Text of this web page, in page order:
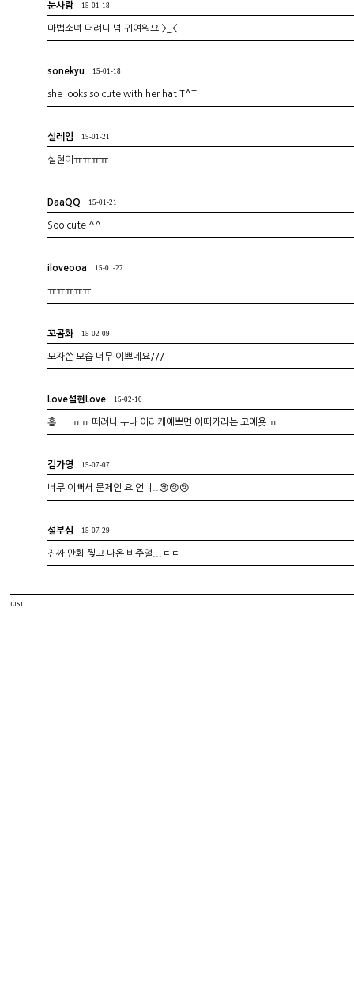
눈사람 15-01-18
마법소녀 떠려니 넘 귀여워요 >_<
sonekyu 15-01-18
she looks so cute with her hat T^T
설레임 15-01-21
설현이ㅠㅠㅠㅠ
DaaQQ 15-01-21
Soo cute ^^
iloveooa 15-01-27
ㅠㅠㅠㅠㅠ
꼬콤화 15-02-09
모자쓴 모습 너무 이쁘네요///
Love설현Love 15-02-10
흥.....ㅠㅠ 떠려니 누나 이러케예쁘면 어떠카라는 고에욧 ㅠ
김가영 15-07-07
너무 이뻐서 문제인 요 언니..😢😢😢
설부심 15-07-29
진짜 만화 찢고 나온 비주얼...ㄷㄷ
LIST